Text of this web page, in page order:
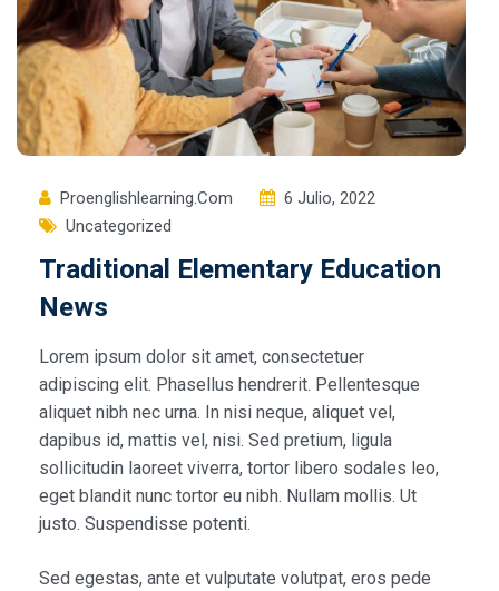
Proenglishlearning.com
6 Julio, 2022
Uncategorized
Traditional Elementary Education
News
Lorem ipsum dolor sit amet, consectetuer
adipiscing elit. Phasellus hendrerit. Pellentesque
aliquet nibh nec urna. In nisi neque, aliquet vel,
dapibus id, mattis vel, nisi. Sed pretium, ligula
sollicitudin laoreet viverra, tortor libero sodales leo,
eget blandit nunc tortor eu nibh. Nullam mollis. Ut
justo. Suspendisse potenti.
Sed egestas, ante et vulputate volutpat, eros pede